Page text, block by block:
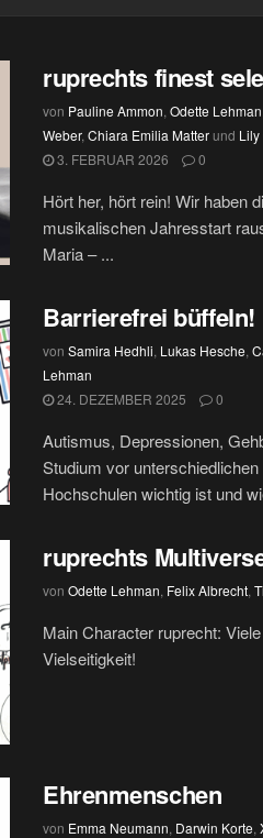
ruprechts finest
von Pauline Ammon, Odette Lehman
Weber, Chiara Emilia Matterund Lily
3. FEBRUAR 2026
0
Hört her, hört rein! Wir haben
musikalischen Jahresstart
Maria – ...
Barrierefrei büffeln!
von Samira Hedhli, Lukas Hesche,
Lehman
24. DEZEMBER 2025
0
Autismus, Depressionen,
Studium vor
Hochschulen wichtig ist und
ruprechts
von Odette Lehman, Felix Albrecht,
Main Character ruprecht:
Vielseitigkeit!
Ehrenmenschen
von Emma Neumann, Darwin Korte,